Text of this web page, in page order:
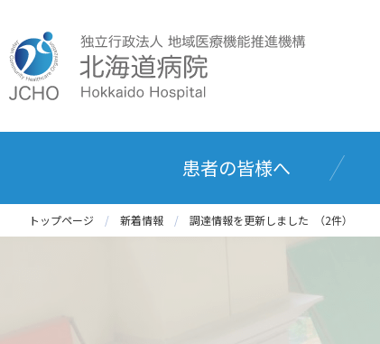
患者の皆様へ
トップページ 新着情報 調達情報を更新しました （2件）